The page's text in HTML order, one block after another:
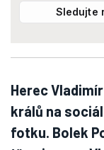
Sledujte
Herec
králů na
fotku. Bolek